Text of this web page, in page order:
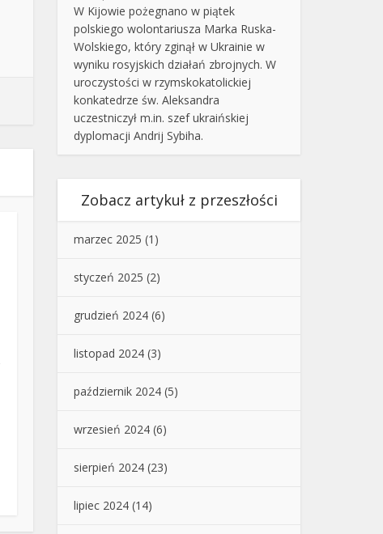
W Kijowie pożegnano w piątek
polskiego wolontariusza Marka Ruska-
Wolskiego, który zginął w Ukrainie w
wyniku rosyjskich działań zbrojnych. W
uroczystości w rzymskokatolickiej
konkatedrze św. Aleksandra
uczestniczył m.in. szef ukraińskiej
dyplomacji Andrij Sybiha.
Zobacz artykuł z przeszłości
marzec 2025 (1)
styczeń 2025 (2)
grudzień 2024 (6)
listopad 2024 (3)
październik 2024 (5)
wrzesień 2024 (6)
sierpień 2024 (23)
lipiec 2024 (14)